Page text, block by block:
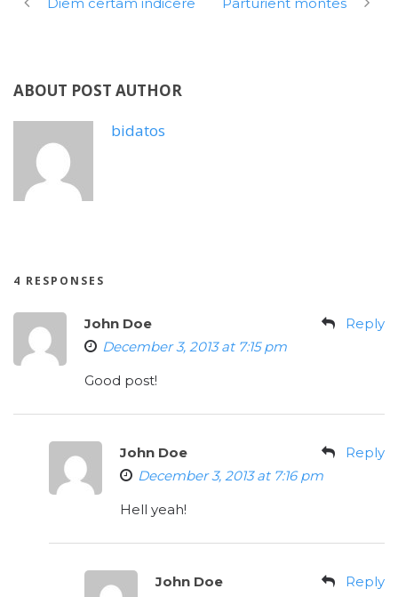
ABOUT POST AUTHOR
bidatos
4 RESPONSES
John Doe
December 3, 2013 at 7:15 pm
Reply
Good post!
John Doe
December 3, 2013 at 7:16 pm
Reply
Hell yeah!
John Doe
Reply